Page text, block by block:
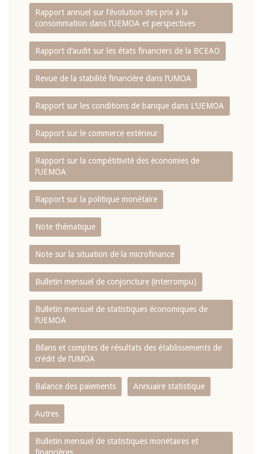
Rapport annuel sur l‘évolution des prix à la
consommation dans l‘UEMOA et perspectives
Rapport d‘audit sur les états financiers de la BCEAO
Revue de la stabilité financière dans l‘UMOA
Rapport sur les conditions de banque dans L‘UEMOA
Rapport sur le commerce extérieur
Rapport sur la compétitivité des économies de
l‘UEMOA
Rapport sur la politique monétaire
Note thématique
Note sur la situation de la microfinance
Bulletin mensuel de conjoncture (interrompu)
Bulletin mensuel de statistiques économiques de
l‘UEMOA
Bilans et comptes de résultats des établissements de
crédit de l‘UMOA
Balance des paiements Annuaire statistique
Autres
Bulletin mensuel de statistiques monétaires et